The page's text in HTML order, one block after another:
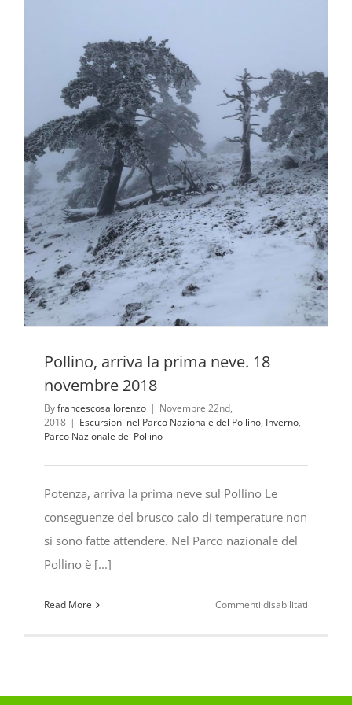
Pollino, arriva la prima neve. 18
novembre 2018
Byfrancescosallorenzo | Novembre 22nd,
2018 | Escursioni nel Parco Nazionale del Pollino, Inverno,
Parco Nazionale del Pollino
Potenza, arriva la prima neve sul Pollino Le
conseguenze del brusco calo di temperature non
si sono fatte attendere. Nel Parco nazionale del
Pollino è [...]
Read More Commenti disabilitati
neve.